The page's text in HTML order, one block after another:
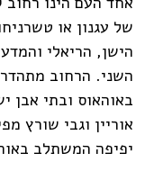
של עגנון או
הישן, הריאלי
השני. הרחוב
באוהאוס ובתי אבן
אוריין וגבי שורץ
יפיפה המשתלב